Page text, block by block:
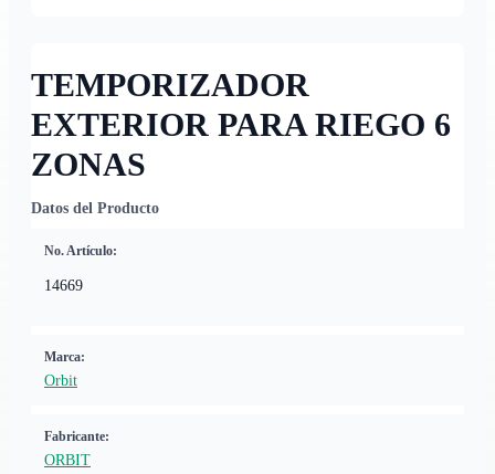
TEMPORIZADOR
EXTERIOR PARA RIEGO 6
ZONAS
Datos del Producto
No. Artículo:
14669
Marca:
Orbit
Fabricante:
ORBIT